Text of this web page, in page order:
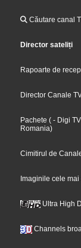
Căutare canal
Director sateliți
Rapoarte de
Director Canale
Pachete (- Digi TV
Romania)
Cimitirul de
Imaginile cele mai
Ultra High
Channels